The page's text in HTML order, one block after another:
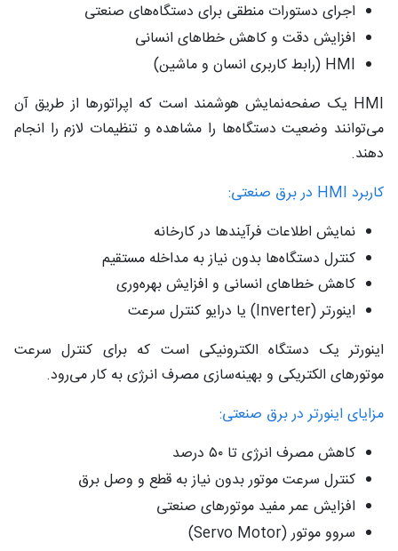
اجرای دستورات منطقی برای دستگاه‌های صنعتی
افزایش دقت و کاهش خطاهای انسانی
HMI (رابط کاربری انسان و ماشین)
HMI یک صفحه‌نمایش هوشمند است که اپراتورها از طریق آن
می‌توانند وضعیت دستگاه‌ها را مشاهده و تنظیمات لازم را انجام
دهند.
کاربرد HMI در برق صنعتی:
نمایش اطلاعات فرآیندها در کارخانه
کنترل دستگاه‌ها بدون نیاز به مداخله مستقیم
کاهش خطاهای انسانی و افزایش بهره‌وری
اینورتر (Inverter) یا درایو کنترل سرعت
اینورتر یک دستگاه الکترونیکی است که برای کنترل سرعت
موتورهای الکتریکی و بهینه‌سازی مصرف انرژی به کار می‌رود.
مزایای اینورتر در برق صنعتی:
کاهش مصرف انرژی تا ۵۰ درصد
کنترل سرعت موتور بدون نیاز به قطع و وصل برق
افزایش عمر مفید موتورهای صنعتی
سروو موتور (Servo Motor)